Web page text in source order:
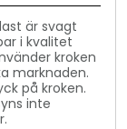
är svagt
i kvalitet
kroken
marknaden.
på kroken.
inte